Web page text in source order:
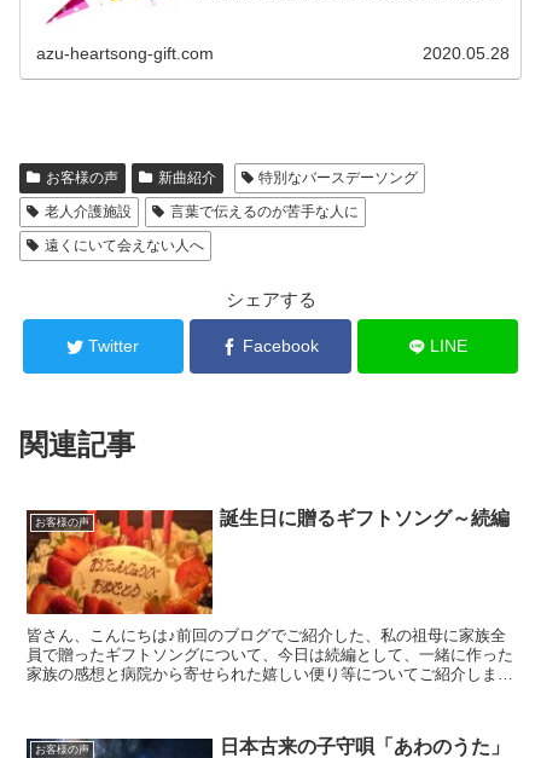
azu-heartsong-gift.com 2020.05.28
お客様の声 新曲紹介
特別なバースデーソング
老人介護施設
言葉で伝えるのが苦手な人に
遠くにいて会えない人へ
シェアする
Twitter Facebook LINE
関連記事
お客様の声 誕生日に贈るギフトソング～続編
皆さん、こんにちは♪前回のブログでご紹介した、私の祖母に家族全
員で贈ったギフトソングについて、今日は続編として、一緒に作った
家族の感想と病院から寄せられた嬉しい便り等についてご紹介します
お客様の声
日本古来の子守唄「あわのうた」